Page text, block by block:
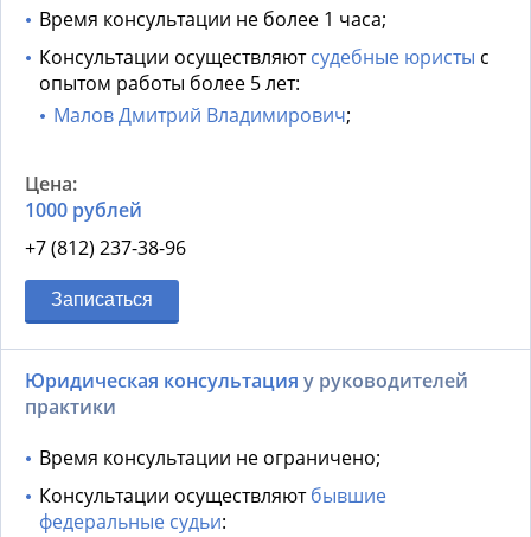
Время консультации не более 1 часа;
Консультации осуществляютсудебные юристы с
опытом работы более 5 лет:
Малов Дмитрий Владимирович;
1000 рублей
+7 (812) 237-38-96
Записаться
Юридическая консультация у руководителей
практики
Время консультации не ограничено;
Консультации осуществляютбывшие
федеральные судьи: